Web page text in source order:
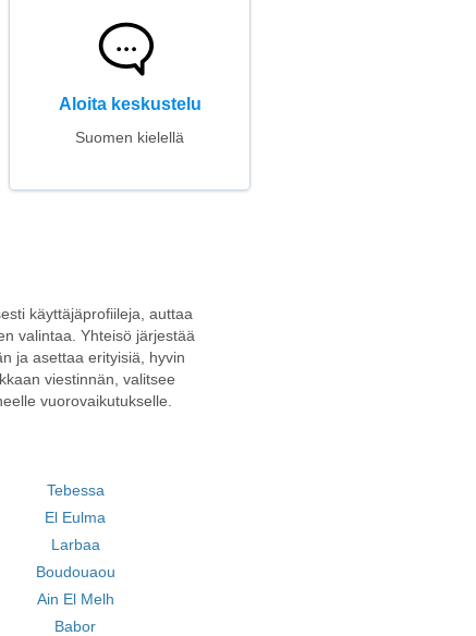
Aloita keskustelu
Suomen kielellä
käyttäjäprofiileja, auttaa
valintaa. Yhteisö järjestää
ja asettaa erityisiä, hyvin
viestinnän, valitsee
vuorovaikutukselle.
Tebessa
El Eulma
Larbaa
Boudouaou
Ain El Melh
Babor